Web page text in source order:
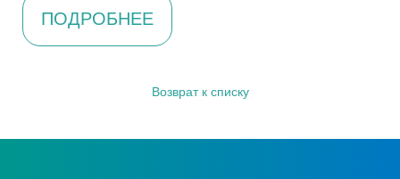
ПОДРОБНЕЕ
Возврат к списку